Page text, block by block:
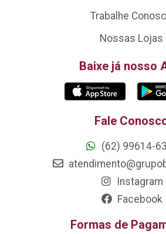
Trabalhe
Nossas Lojas
Baixe já nosso
Fale
(62) 99614-
Instagram
Facebook
Formas de